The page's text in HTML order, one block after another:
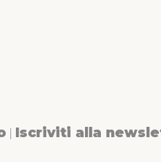
Iscriviti alla